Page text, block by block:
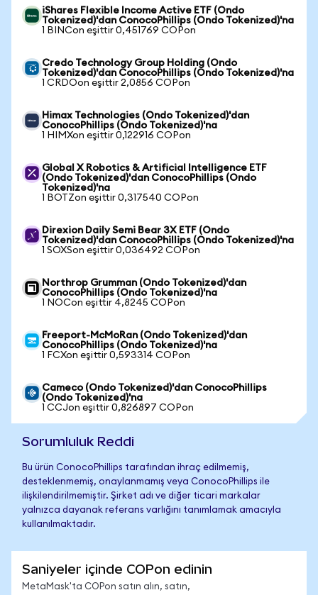
iShares Flexible Income Active ETF (Ondo
Tokenized)'dan ConocoPhillips (Ondo Tokenized)'na
1 BINCon eşittir 0,451769 COPon
Credo Technology Group Holding (Ondo
Tokenized)'dan ConocoPhillips (Ondo Tokenized)'na
1 CRDOon eşittir 2,0856 COPon
Himax Technologies (Ondo Tokenized)'dan
ConocoPhillips (Ondo Tokenized)'na
1 HIMXon eşittir 0,122916 COPon
Global X Robotics & Artificial Intelligence ETF
(Ondo Tokenized)'dan ConocoPhillips (Ondo
Tokenized)'na
1 BOTZon eşittir 0,317540 COPon
Direxion Daily Semi Bear 3X ETF (Ondo
Tokenized)'dan ConocoPhillips (Ondo Tokenized)'na
1 SOXSon eşittir 0,036492 COPon
Northrop Grumman (Ondo Tokenized)'dan
ConocoPhillips (Ondo Tokenized)'na
1 NOCon eşittir 4,8245 COPon
Freeport-McMoRan (Ondo Tokenized)'dan
ConocoPhillips (Ondo Tokenized)'na
1 FCXon eşittir 0,593314 COPon
Cameco (Ondo Tokenized)'dan ConocoPhillips
(Ondo Tokenized)'na
1 CCJon eşittir 0,826897 COPon
Sorumluluk Reddi
Bu ürün ConocoPhillips tarafından ihraç edilmemiş,
desteklenmemiş, onaylanmamış veya ConocoPhillips ile
ilişkilendirilmemiştir. Şirket adı ve diğer ticari markalar
yalnızca dayanak referans varlığını tanımlamak amacıyla
kullanılmaktadır.
Saniyeler içinde COPon edinin
MetaMask'ta COPon satın alın, satın,